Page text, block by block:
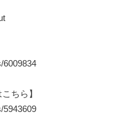
6009834
ちら】
5943609